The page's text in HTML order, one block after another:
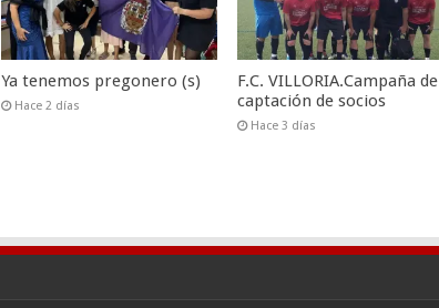
Ya tenemos pregonero (s)
Hace 2 días
F.C. VILLORIA.Campaña de
captación de socios
Hace 3 días